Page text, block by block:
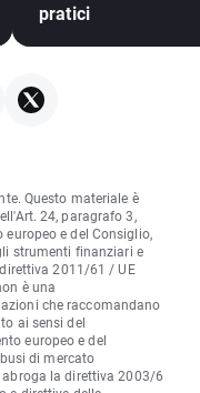
pratici
Questo materiale è
24, paragrafo 3,
e del Consiglio,
strumenti finanziari e
2011/61 / UE
è una
che raccomandano
ai sensi del
europeo e del
di mercato
la direttiva 2003/6